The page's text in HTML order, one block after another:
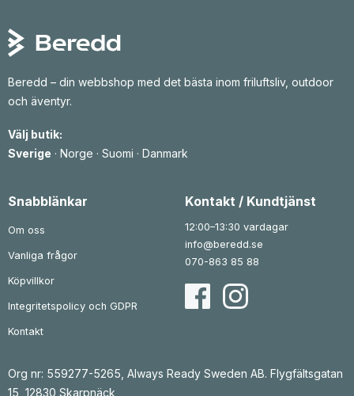
Beredd – din webbshop med det bästa inom friluftsliv, outdoor
och äventyr.
Välj butik:
Sverige · Norge · Suomi · Danmark
Snabblänkar
Om oss
Vanliga frågor
Köpvillkor
Integritetspolicy och GDPR
Kontakt
Kontakt / Kundtjänst
12:00–13:30 vardagar
info@beredd.se
070-863 85 88
Org nr: 559277-5265, Always Ready Sweden AB. Flygfältsgatan
15, 12830 Skarpnäck